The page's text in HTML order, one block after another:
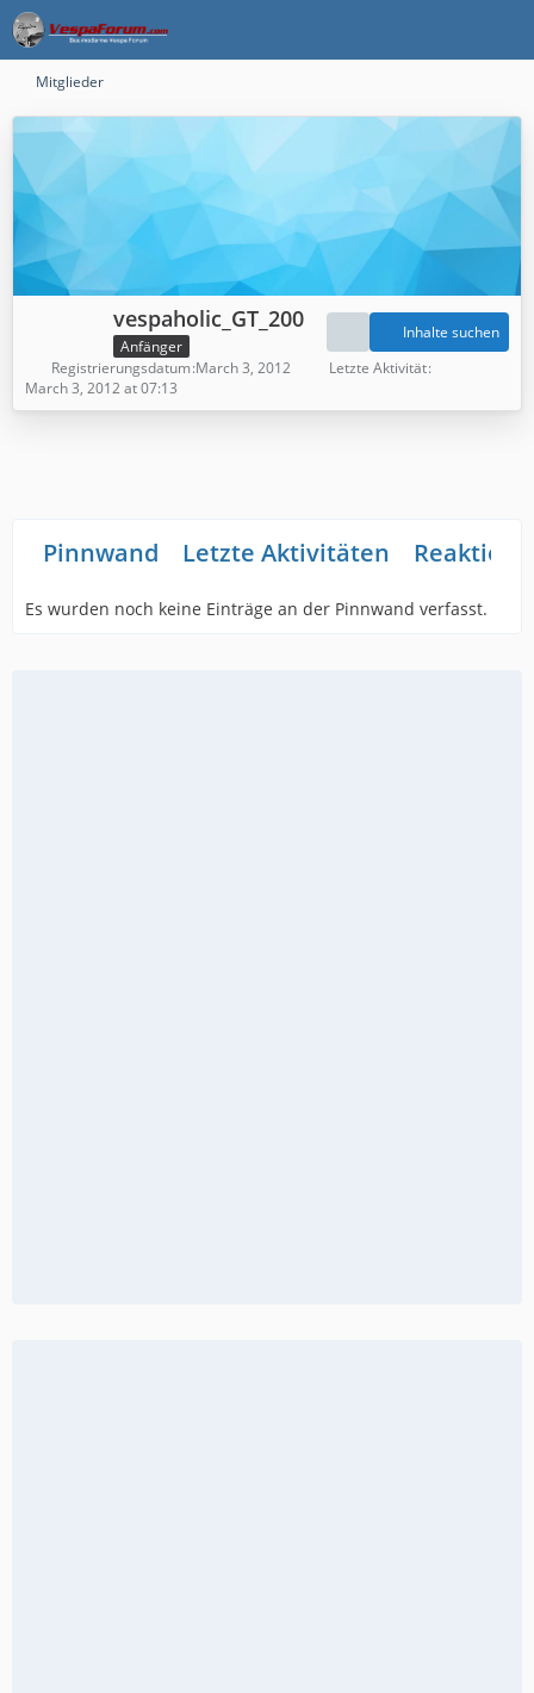
Mitglieder
vespaholic_GT_200
Anfänger
Inhalte suchen
Registrierungsdatum March 3, 2012
Letzte Aktivität
March 3, 2012 at 07:13
Pinnwand Letzte Aktivitäten
Es wurden noch keine Einträge an der Pinnwand verfasst.